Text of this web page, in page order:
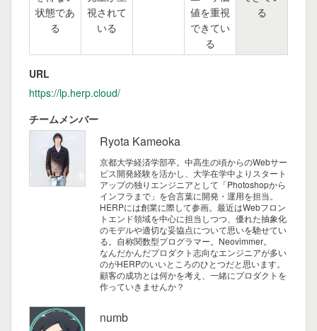
状態であ
る
視されて
いる
値を重視
できてい
る
る
URL
https://lp.herp.cloud/
チームメンバー
Ryota Kameoka
京都大学経済学部卒。中高生の頃からのWebサー
ビス開発経験を活かし、大学在学中よりスタート
アップの独りエンジニアとして「Photoshopから
インフラまで」を合言葉に開発・運用を担当。
HERPには創業に際して参画。最近はWebフロン
トエンド領域を中心に担当しつつ、優れた抽象化
のモデルや適切な妥協点について思いを馳せてい
る。自称関数型プログラマー。Neovimmer。
なんだかんだプロダクト志向なエンジニアが多い
のがHERPのいいところのひとつだと思います。
顧客の成功とは何かを考え、一緒にプロダクトを
作っていきませんか？
numb